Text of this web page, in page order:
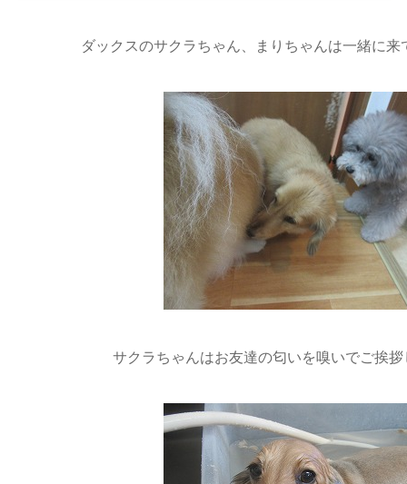
ダックスのサクラちゃん、まりちゃんは一緒に
サクラちゃんはお友達の匂いを嗅いでご挨拶